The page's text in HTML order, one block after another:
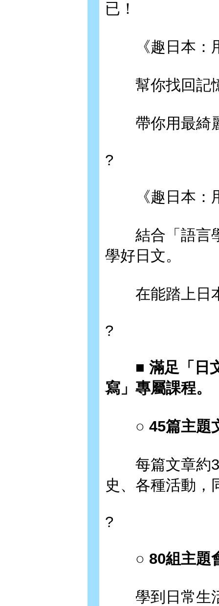
已！
《趣日本：用
幫你找回記
帶你用最綺麗
?
《趣日本：用
結合「語言學
學好日文。
在能踏上日本
?
■ 滿足「日文
寫」專屬課程。
○ 45篇主題
每篇文章約
史、各種活動，
?
○ 80組主題
學到日常生活